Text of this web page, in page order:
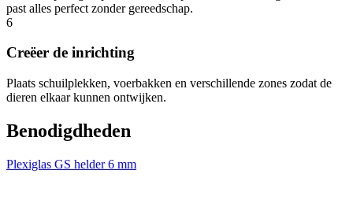
past alles perfect zonder gereedschap.
6
Creëer de inrichting
Plaats schuilplekken, voerbakken en verschillende zones zodat de
dieren elkaar kunnen ontwijken.
Benodigdheden
Plexiglas GS helder 6 mm